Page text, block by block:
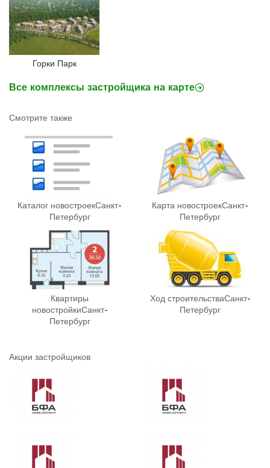
Горки Парк
Все комплексы застройщика на карте
Смотрите также
Каталог новостроекСанкт-
Петербург
Карта новостроекСанкт-
Петербург
Квартиры
новостройкиСанкт-
Петербург
Ход строительстваСанкт-
Петербург
Акции застройщиков